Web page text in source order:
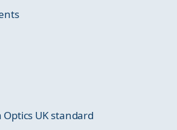
Optics UK standard